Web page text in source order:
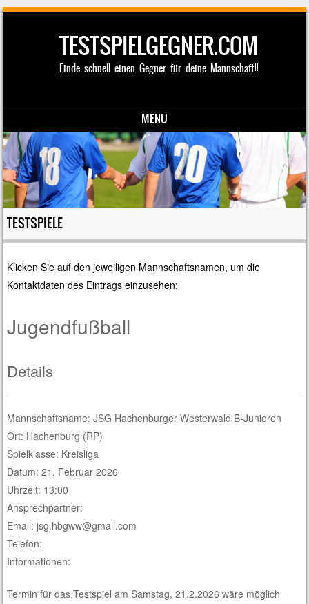
TESTSPIELGEGNER.COM
Finde schnell einen Gegner für deine Mannschaft!!
MENU
Skip to content
TESTSPIELE
Klicken Sie auf den jeweiligen Mannschaftsnamen, um die
Kontaktdaten des Eintrags einzusehen:
Jugendfußball
Details
Mannschaftsname: JSG Hachenburger Westerwald B-Junioren
Ort: Hachenburg (RP)
Spielklasse: Kreisliga
Datum: 21. Februar 2026
Uhrzeit: 13:00
Ansprechpartner:
Email: jsg.hbgww@gmail.com
Telefon:
Informationen:
Termin für das Testspiel am Samstag, 21.2.2026 wäre möglich